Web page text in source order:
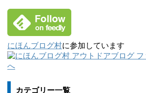
にほんブログ村に参加しています
カテゴリー一覧